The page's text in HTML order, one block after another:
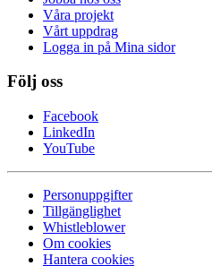
Våra projekt
Vårt uppdrag
Logga in på Mina sidor
Följ oss
Facebook
LinkedIn
YouTube
Personuppgifter
Tillgänglighet
Whistleblower
Om cookies
Hantera cookies